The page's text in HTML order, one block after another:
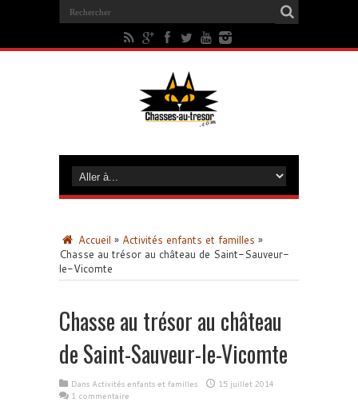
Accueil » Activités enfants et familles »
Chasse au trésor au château de Saint-Sauveur-
le-Vicomte
Chasse au trésor au château
de Saint-Sauveur-le-Vicomte
Dans Activités enfants et familles
15 juillet 2014
1 commentaire